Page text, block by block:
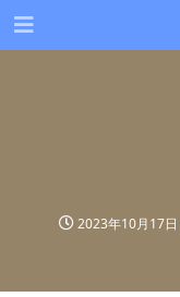
2023年10月17日